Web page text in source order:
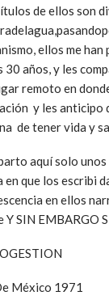
de ellos son
ellos me
30 años, y les
remoto en
y les anticipo
de tener vida y
aquí solo
en que los escribi
en ellos
Y SIN EMBARGO
México 1971